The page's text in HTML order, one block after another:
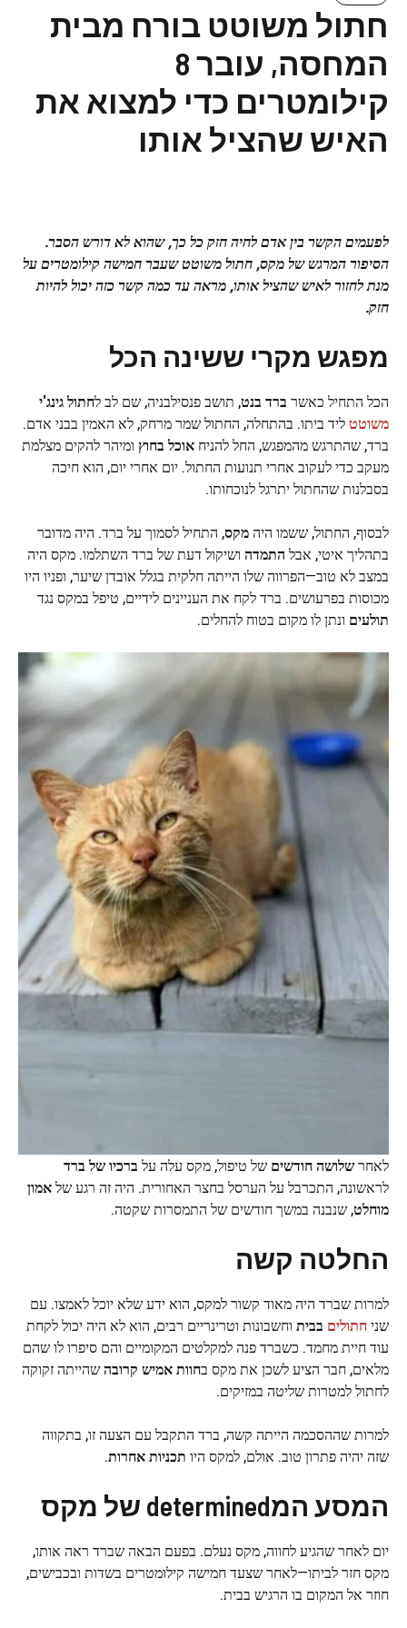
חתול משוטט בורח מבית
המחסה, עובר 8
קילומטרים כדי למצוא את
האיש שהציל אותו
לפעמים הקשר בין אדם לחיה חזק כל כך, שהוא לא דורש הסבר.
הסיפור המרגש של מקס, חתול משוטט שעבר חמישה קילומטרים על
מנת לחזור לאיש שהציל אותו, מראה עד כמה קשר כזה יכול להיות
חזק.
מפגש מקרי ששינה הכל
הכל התחיל כאשר ברד בנט, תושב פנסילבניה, שם לב לחתול גינג'י
משוטטליד ביתו. בהתחלה, החתול שמר מרחק, לא האמין בבני אדם.
ברד, שהתרגש מהמפגש, החל להניח אוכל בחוץ ומיהר להקים מצלמת
מעקב כדי לעקוב אחרי תנועות החתול. יום אחרי יום, הוא חיכה
בסבלנות שהחתול יתרגל לנוכחותו.
לבסוף, החתול, ששמו היהמקס, התחיל לסמוך על ברד. היה מדובר
בתהליך איטי, אבל התמדה ושיקול דעת של ברד השתלמו. מקס היה
במצב לא טוב—הפרווה שלו הייתה חלקית בגלל אובדן שיער, ופניו היו
מכוסות בפרעושים. ברד לקח את העניינים לידיים, טיפל במקס נגד
תולעים ונתן לו מקום בטוח להחלים.
לאחרשלושה חודשים של טיפול, מקס עלה על ברכיו של ברד
לראשונה, התכרבל על הערסל בחצר האחורית. היה זה רגע שלאמון
מוחלט, שנבנה במשך חודשים של התמסרות שקטה.
החלטה קשה
למרות שברד היה מאוד קשור למקס, הוא ידע שלא יוכל לאמצו. עם
שניחתולים בבית וחשבונות וטרינריים רבים, הוא לא היה יכול לקחת
עוד חיית מחמד. כשברד פנה למקלטים המקומיים והם סיפרו לו שהם
מלאים, חבר הציע לשכן את מקס בחוות אמיש קרובהשהייתה זקוקה
לחתול למטרות שליטה במזיקים.
למרות שההסכמה הייתה קשה, ברד התקבל עם הצעה זו, בתקווה
שזה יהיה פתרון טוב. אולם, למקס היו תכניות אחרות.
המסע המdetermined של מקס
יום לאחר שהגיע לחווה, מקס נעלם. בפעם הבאה שברד ראה אותו,
מקס חזר לביתו—לאחר שצעד חמישה קילומטרים בשדות ובכבישים,
חוזר אל המקום בו הרגיש בבית.